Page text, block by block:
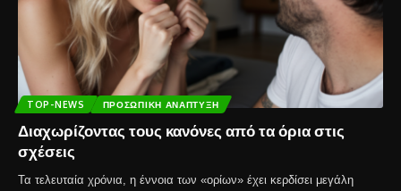
TOP-NEWS ΠΡΟΣΩΠΙΚΉ ΑΝΆΠΤΥΞΗ
Διαχωρίζοντας τους κανόνες από τα όρια στις
σχέσεις
Τα τελευταία χρόνια, η έννοια των «ορίων» έχει κερδίσει μεγάλη